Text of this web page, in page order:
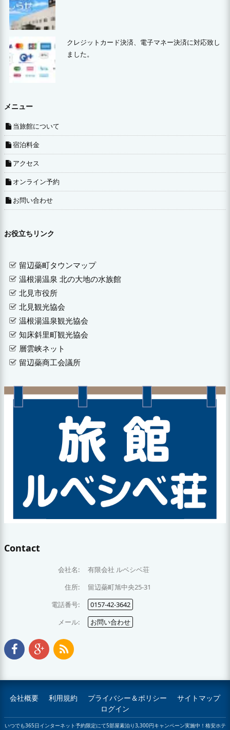
クレジットカード決済、電子マネー決済に対応致し
ました。
メニュー
当旅館について
宿泊料金
アクセス
オンライン予約
お問い合わせ
お役立ちリンク
留辺蘂町タウンマップ
温根湯温泉 北の大地の水族館
北見市役所
北見観光協会
温根湯温泉観光協会
知床斜里町観光協会
層雲峡ネット
留辺蘂商工会議所
Contact
会社名:
有限会社 ルベシベ荘
住所:
留辺蘂町旭中央25-31
電話番号:
0157-42-3642
メール:
お問い合わせ
会社概要 利用規約 プライバシー＆ポリシー
サイトマップ
ログイン
いつでも365日インターネット予約限定にて5部屋素泊り3,300円キャンペーン実施中！格安ホテ